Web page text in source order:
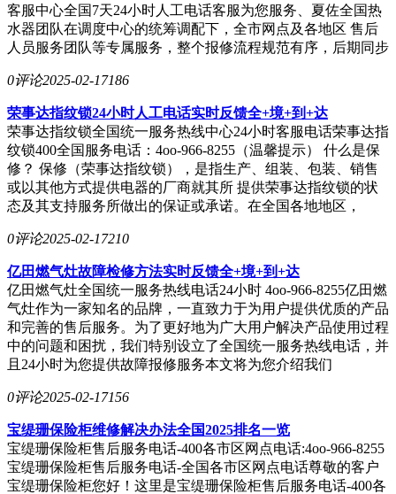
客服中心全国7天24小时人工电话客服为您服务、夏佐全国热
水器团队在调度中心的统筹调配下，全市网点及各地区 售后
人员服务团队等专属服务，整个报修流程规范有序，后期同步
0评论2025-02-17186
荣事达指纹锁24小时人工电话实时反馈全+境+到+达
荣事达指纹锁全国统一服务热线中心24小时客服电话荣事达指
纹锁400全国服务电话：4oo-966-8255（温馨提示） 什么是保
修？ 保修（荣事达指纹锁），是指生产、组装、包装、销售
或以其他方式提供电器的厂商就其所 提供荣事达指纹锁的状
态及其支持服务所做出的保证或承诺。在全国各地地区，
0评论2025-02-17210
亿田燃气灶故障检修方法实时反馈全+境+到+达
亿田燃气灶全国统一服务热线电话24小时 4oo-966-8255亿田燃
气灶作为一家知名的品牌，一直致力于为用户提供优质的产品
和完善的售后服务。为了更好地为广大用户解决产品使用过程
中的问题和困扰，我们特别设立了全国统一服务热线电话，并
且24小时为您提供故障报修服务本文将为您介绍我们
0评论2025-02-17156
宝缇珊保险柜维修解决办法全国2025排名一览
宝缇珊保险柜售后服务电话-400各市区网点电话:4oo-966-8255
宝缇珊保险柜售后服务电话-全国各市区网点电话尊敬的客户
宝缇珊保险柜您好！这里是宝缇珊保险柜售后服务电话-400各